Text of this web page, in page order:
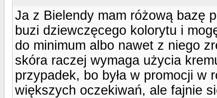
Ja z Bielendy mam różową bazę
buzi dziewczęcego kolorytu i
do minimum albo nawet z niego
skóra raczej wymaga użycia
przypadek, bo była w promocji w
większych oczekiwań, ale fajnie